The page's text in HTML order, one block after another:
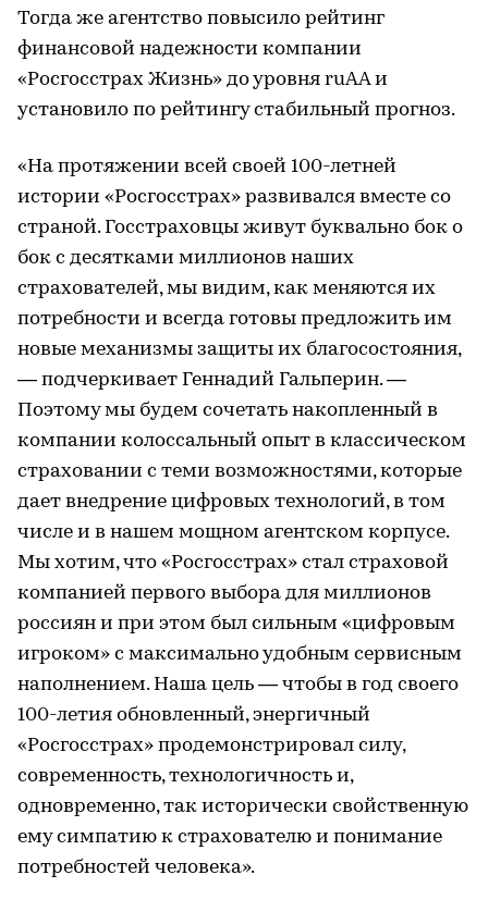
Тогда же агентство повысило рейтинг
финансовой надежности компании
«Росгосстрах Жизнь» до уровня ruAA и
установило по рейтингу стабильный прогноз.
«На протяжении всей своей 100-летней
истории «Росгосстрах» развивался вместе со
страной. Госстраховцы живут буквально бок о
бок с десятками миллионов наших
страхователей, мы видим, как меняются их
потребности и всегда готовы предложить им
новые механизмы защиты их благосостояния,
— подчеркивает Геннадий Гальперин. —
Поэтому мы будем сочетать накопленный в
компании колоссальный опыт в классическом
страховании с теми возможностями, которые
дает внедрение цифровых технологий, в том
числе и в нашем мощном агентском корпусе.
Мы хотим, что «Росгосстрах» стал страховой
компанией первого выбора для миллионов
россиян и при этом был сильным «цифровым
игроком» с максимально удобным сервисным
наполнением. Наша цель — чтобы в год своего
100-летия обновленный, энергичный
«Росгосстрах» продемонстрировал силу,
современность, технологичность и,
одновременно, так исторически свойственную
ему симпатию к страхователю и понимание
потребностей человека».